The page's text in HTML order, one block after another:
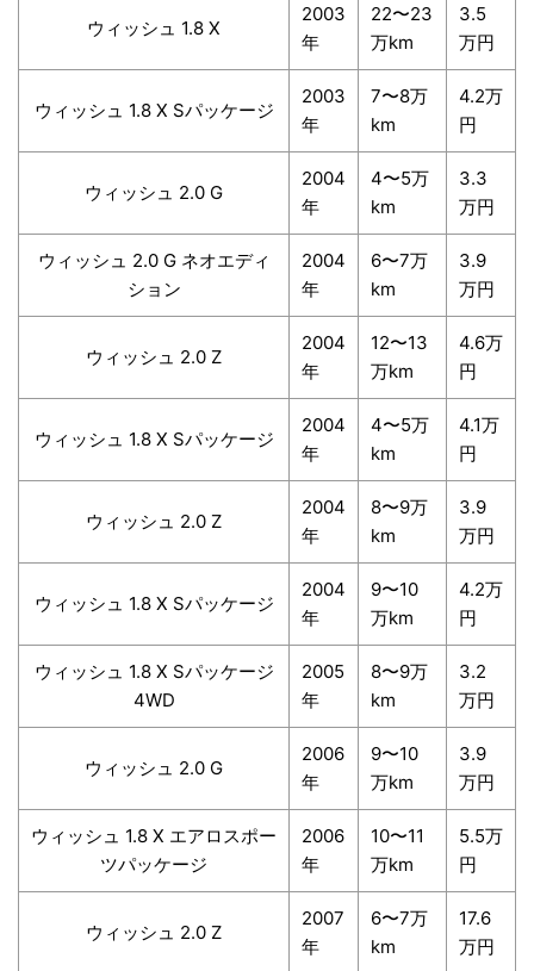
ウィッシュ 1.8 X
2003
年
22〜23
万km
3.5
万円
ウィッシュ 1.8 X Sパッケージ
2003
年
7〜8万
km
4.2万
円
ウィッシュ 2.0 G
2004
年
4〜5万
km
3.3
万円
ウィッシュ 2.0 G ネオエディ
ション
2004
年
6〜7万
km
3.9
万円
ウィッシュ 2.0 Z
2004
年
12〜13
万km
4.6万
円
ウィッシュ 1.8 X Sパッケージ
2004
年
4〜5万
km
4.1万
円
ウィッシュ 2.0 Z
2004
年
8〜9万
km
3.9
万円
ウィッシュ 1.8 X Sパッケージ
2004
年
9〜10
万km
4.2万
円
ウィッシュ 1.8 X Sパッケージ
4WD
2005
年
8〜9万
km
3.2
万円
ウィッシュ 2.0 G
2006
年
9〜10
万km
3.9
万円
ウィッシュ 1.8 X エアロスポー
ツパッケージ
2006
年
10〜11
万km
5.5万
円
ウィッシュ 2.0 Z
2007
年
6〜7万
km
17.6
万円